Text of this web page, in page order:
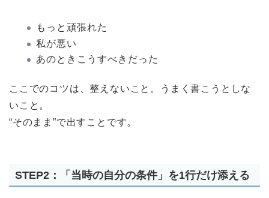
もっと頑張れた
私が悪い
あのときこうすべきだった
ここでのコツは、整えないこと。うまく書こうとしな
いこと。
“そのまま”で出すことです。
STEP2：「当時の自分の条件」を1行だけ添える